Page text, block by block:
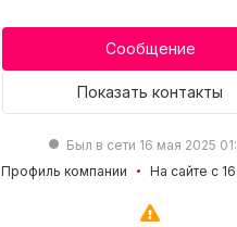
Сообщение
Показать контакты
Был в сети 16 мая 2025
Профиль компании
На сайте с